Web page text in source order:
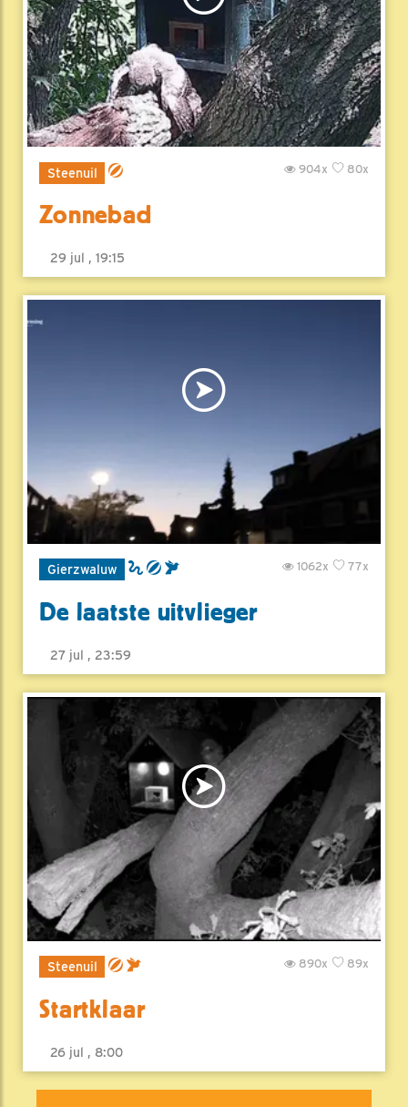
Steenuil 80x
904x
Zonnebad
29 jul , 19:15
Gierzwaluw 77x
1062x
De laatste uitvlieger
27 jul , 23:59
Steenuil 89x
890x
Startklaar
26 jul , 8:00